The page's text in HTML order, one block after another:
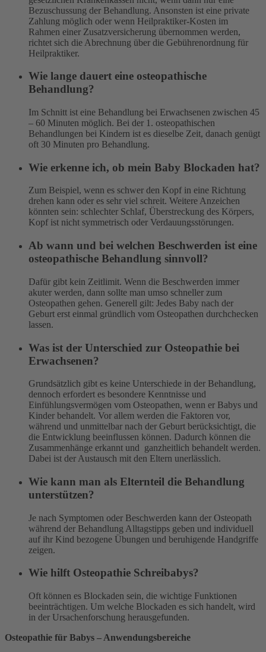
Bezuschussung der Behandlung. Ansonsten ist eine private
Zahlung möglich oder wenn Heilpraktiker-Kosten im
Rahmen einer Zusatzversicherung übernommen werden,
richtet sich die Abrechnung über die Gebührenordnung für
Heilpraktiker.
Wie lange dauert eine osteopathische
Behandlung?
Im Schnitt ist eine Behandlung bei Erwachsenen zwischen 45
– 60 Minuten möglich. Bei der 1. osteopathischen
Behandlungen bei Kindern ist es dieselbe Zeit, danach genügt
oft 30 Minuten pro Behandlung.
Wie erkenne ich, ob mein Baby Blockaden hat?
Zum Beispiel, wenn es schwer den Kopf in eine Richtung
drehen kann oder es sehr viel schreit. Weitere Anzeichen
könnten sein: schlechter Schlaf, Überstreckung des Körpers,
Kopf ist nicht symmetrisch oder Verdauungsstörungen.
Ab wann und bei welchen Beschwerden ist eine
osteopathische Behandlung sinnvoll?
Dafür gibt kein Zeitlimit. Wenn die Beschwerden immer
akuter werden, dann sollte man umso schneller zum
Osteopathen gehen. Generell gilt: Jedes Baby nach der
Geburt erst einmal gründlich vom Osteopathen durchchecken
lassen.
Was ist der Unterschied zur Osteopathie bei
Erwachsenen?
Grundsätzlich gibt es keine Unterschiede in der Behandlung,
dennoch erfordert es besondere Kenntnisse und
Einfühlungsvermögen vom Osteopathen, wenn er Babys und
Kinder behandelt. Vor allem werden die Faktoren vor,
während und unmittelbar nach der Geburt berücksichtigt, die
die Entwicklung beeinflussen können. Dadurch können die
Zusammenhänge erkannt und ganzheitlich behandelt werden.
Dabei ist der Austausch mit den Eltern unerlässlich.
Wie kann man als Elternteil die Behandlung
unterstützen?
Je nach Symptomen oder Beschwerden kann der Osteopath
während der Behandlung Alltagstipps geben und individuell
auf ihr Kind bezogene Übungen und beruhigende Handgriffe
zeigen.
Wie hilft Osteopathie Schreibabys?
Oft können es Blockaden sein, die wichtige Funktionen
beeinträchtigen. Um welche Blockaden es sich handelt, wird
in der Ursachenforschung herausgefunden.
Osteopathie für Babys – Anwendungsbereiche